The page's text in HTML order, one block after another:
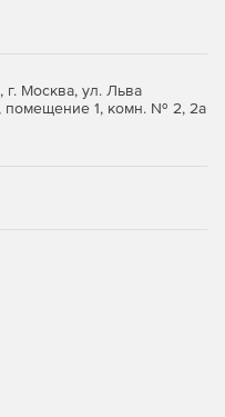
г. Москва, ул. Льва
помещение 1, комн. № 2, 2а